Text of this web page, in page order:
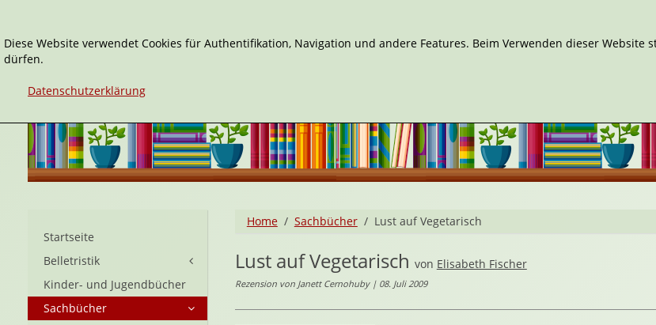
Home Sachbücher Lust auf Vegetarisch
Lust auf Vegetarisch von Elisabeth Fischer
Rezension von Janett Cernohuby | 08. Juli 2009
Startseite
Belletristik
Kinder- und Jugendbücher
Sachbücher
Diese Website verwendet Cookies für Authentifikation, Navigation und andere Features. Beim Verwenden dieser Website
dürfen.
Datenschutzerklärung